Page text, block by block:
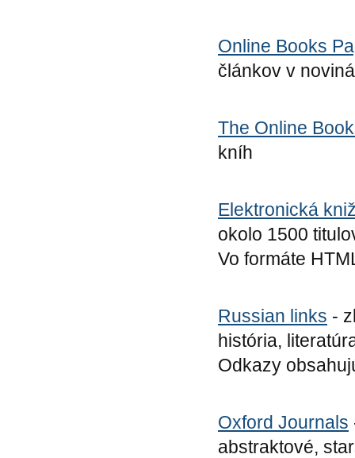
Online Books
článkov v
The Online
kníh
Elektronická
okolo 1500
Vo formáte
Russian links -
história,
Odkazy
Oxford Journals
abstraktové,